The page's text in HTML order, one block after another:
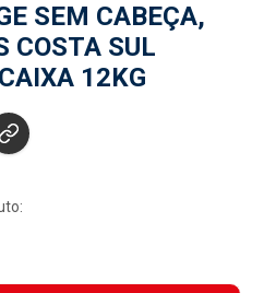
SEM CABEÇA,
COSTA SUL
12KG